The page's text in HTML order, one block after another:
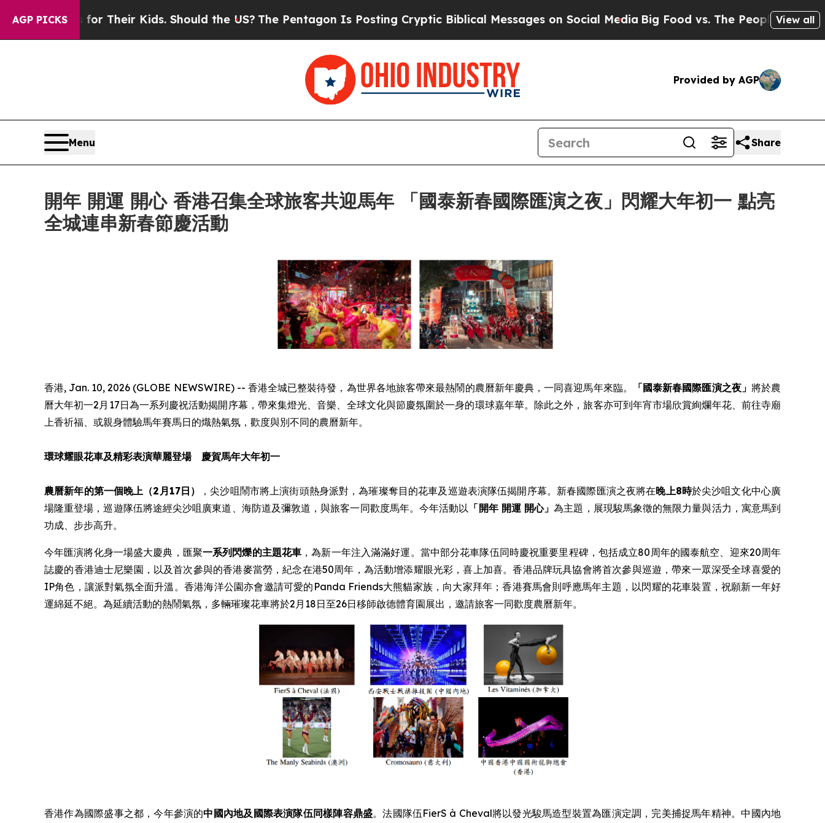
AGP PICKS
for Their Kids. Should the US?The Pentagon Is Posting Cryptic Biblical Messages on Social Media Big Food vs. The People. Big Food’s 239
View all
Provided by AGP
Menu Share
開年 開運 開心 香港召集全球旅客共迎馬年 「國泰新春國際匯演之夜」閃耀大年初一 點亮
全城連串新春節慶活動
香港, Jan. 10, 2026 (GLOBE NEWSWIRE) -- 香港全城已整裝待發，為世界各地旅客帶來最熱鬧的農曆新年慶典，一同喜迎馬年來臨。 「國泰新春國際匯演之夜」 將於農
曆大年初一2月17日為一系列慶祝活動揭開序幕，帶來集燈光、音樂、全球文化與節慶氛圍於一身的環球嘉年華。除此之外，旅客亦可到年宵市場欣賞絢爛年花、前往寺廟
上香祈福、或親身體驗馬年賽馬日的熾熱氣氛，歡度與別不同的農曆新年。
環球耀眼花車及精彩表演華麗登場 慶賀馬年大年初一
農曆新年的第一個晚上（2月17日） ，尖沙咀鬧市將上演街頭熱身派對，為璀璨奪目的花車及巡遊表演隊伍揭開序幕。新春國際匯演之夜將在晚上8時於尖沙咀文化中心廣
場隆重登場，巡遊隊伍將途經尖沙咀廣東道、海防道及彌敦道，與旅客一同歡度馬年。今年活動以 「開年開運 開心」為主題，展現駿馬象徵的無限力量與活力，寓意馬到
功成、步步高升。
今年匯演將化身一場盛大慶典，匯聚一系列閃爍的主題花車 ，為新一年注入滿滿好運。當中部分花車隊伍同時慶祝重要里程碑，包括成立80周年的國泰航空、迎來20周年
誌慶的香港迪士尼樂園，以及首次參與的香港麥當勞，紀念在港50周年，為活動增添耀眼光彩，喜上加喜。香港品牌玩具協會將首次參與巡遊，帶來一眾深受全球喜愛的
IP角色，讓派對氣氛全面升溫。香港海洋公園亦會邀請可愛的Panda Friends大熊貓家族，向大家拜年；香港賽馬會則呼應馬年主題，以閃耀的花車裝置，祝願新一年好
運綿延不絕。為延續活動的熱鬧氣氛，多輛璀璨花車將於2月18日至26日移師啟德體育園展出，邀請旅客一同歡度農曆新年。
香港作為國際盛事之都，今年參演的中國內地及國際表演隊伍同樣陣容鼎盛。法國隊伍FierS à Cheval將以發光駿馬造型裝置為匯演定調，完美捕捉馬年精神。中國內地